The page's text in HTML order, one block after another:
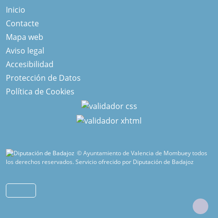
Inicio
Contacte
Mapa web
Aviso legal
Accesibilidad
Protección de Datos
Política de Cookies
© Ayuntamiento de Valencia de Mombuey todos
los derechos reservados.Servicio ofrecido por Diputación de Badajoz